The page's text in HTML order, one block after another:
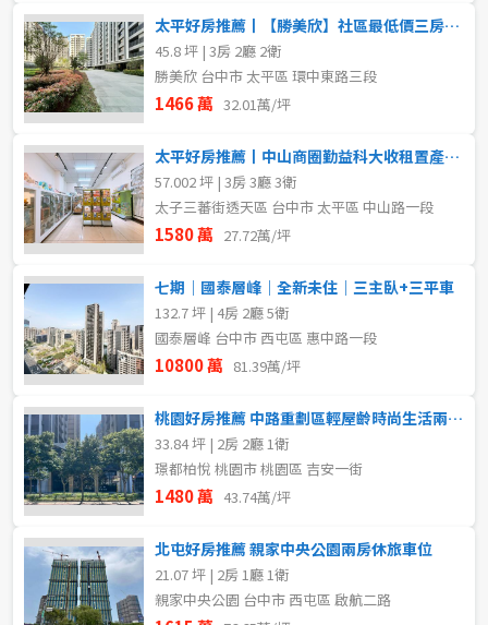
太平好房推薦丨【勝美欣】社區最低價三房平車
45.8 坪 | 3房 2廳 2衛
勝美欣 台中市 太平區 環中東路三段
1466 萬 32.01萬/坪
太平好房推薦丨中山商圈勤益科大收租置產優質店住
57.002 坪 | 3房 3廳 3衛
太子三蕃街透天區 台中市 太平區 中山路一段
1580 萬 27.72萬/坪
七期｜國泰層峰｜全新未住｜三主臥+三平車
132.7 坪 | 4房 2廳 5衛
國泰層峰 台中市 西屯區 惠中路一段
10800 萬 81.39萬/坪
桃園好房推薦 中路重劃區輕屋齡時尚生活兩房平車
33.84 坪 | 2房 2廳 1衛
璟都柏悅 桃園市 桃園區 吉安一街
1480 萬 43.74萬/坪
北屯好房推薦 親家中央公園兩房休旅車位
21.07 坪 | 2房 1廳 1衛
親家中央公園 台中市 西屯區 啟航二路